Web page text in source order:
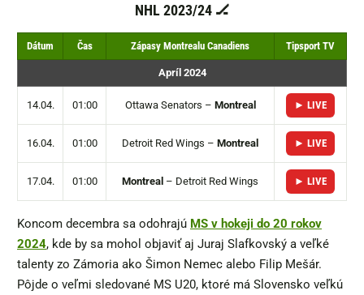
NHL 2023/24 🏒
Dátum Čas Zápasy Montrealu Canadiens Tipsport TV
Apríl 2024
14.04. 01:00 Ottawa Senators – Montreal ► LIVE
16.04. 01:00 Detroit Red Wings – Montreal ► LIVE
17.04. 01:00 Montreal – Detroit Red Wings ► LIVE
Koncom decembra sa odohrajú MS v hokeji do 20 rokov
2024, kde by sa mohol objaviť aj Juraj Slafkovský a veľké
talenty zo Zámoria ako Šimon Nemec alebo Filip Mešár.
Pôjde o veľmi sledované MS U20, ktoré má Slovensko veľkú